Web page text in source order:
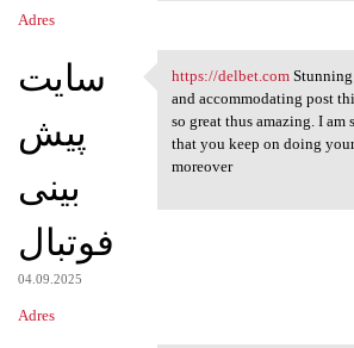
Adres
سایت
پیش
بینی
فوتبال
04.09.2025
Adres
https://delbet.com
https://delbet.com
and accommodating post
so great thus amazing. I
that you keep on doing
moreover